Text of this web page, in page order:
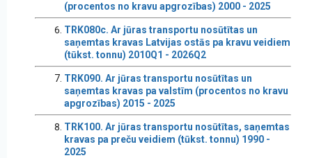
(procentos no kravu apgrozības) 2000 - 2025
TRK080c. Ar jūras transportu nosūtītas un
saņemtas kravas Latvijas ostās pa kravu veidiem
(tūkst. tonnu) 2010Q1 - 2026Q2
TRK090. Ar jūras transportu nosūtītas un
saņemtas kravas pa valstīm (procentos no kravu
apgrozības) 2015 - 2025
TRK100. Ar jūras transportu nosūtītas, saņemtas
kravas pa preču veidiem (tūkst. tonnu) 1990 -
2025